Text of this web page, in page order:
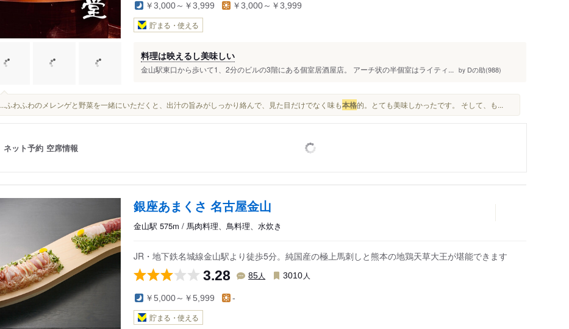
￥3,000～￥3,999 ￥3,000～￥3,999
貯まる・使える
料理は映えるし美味しい
金山駅東口から歩いて1、2分のビルの3階にある個室居酒屋店。 アーチ状の半個室はライティ... by Dの助(988)
...ふわふわのメレンゲと野菜を一緒にいただくと、出汁の旨みがしっかり絡んで、見た目だけでなく味も本格的。とても美味しかったです。 そして、も...
ネット予約 空席情報
銀座あまくさ 名古屋金山
金山駅 575m / 馬肉料理、鳥料理、水炊き
JR・地下鉄名城線金山駅より徒歩5分。純国産の極上馬刺しと熊本の地鶏天草大王が堪能できます
3.28 85人 3010 人
￥5,000～￥5,999 -
貯まる・使える